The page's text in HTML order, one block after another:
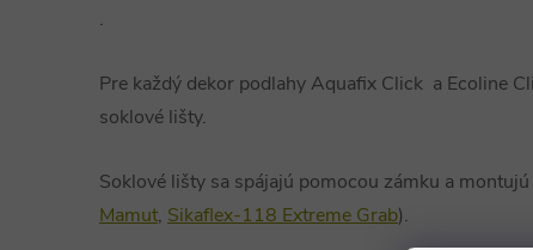
.
Pre každý dekor podlahy Aquafix Click a Ecoline
soklové lišty.
Soklové lišty sa spájajú pomocou zámku a
Mamut, Sikaflex-118 Extreme Grab).